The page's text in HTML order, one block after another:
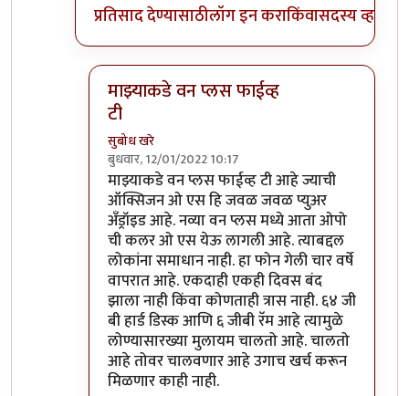
प्रतिसाद देण्यासाठीलॉग इन कराकिंवासदस्य व्हा
माझ्याकडे वन प्लस फाईव्ह
टी
सुबोध खरे
बुधवार, 12/01/2022 10:17
In reply toअसंच काही नाहीbyजेम्स वांड
माझ्याकडे वन प्लस फाईव्ह टी आहे ज्याची
ऑक्सिजन ओ एस हि जवळ जवळ प्युअर
अँड्रॉइड आहे. नव्या वन प्लस मध्ये आता ओपो
ची कलर ओ एस येऊ लागली आहे. त्याबद्दल
लोकांना समाधान नाही. हा फोन गेली चार वर्षे
वापरात आहे. एकदाही एकही दिवस बंद
झाला नाही किंवा कोणताही त्रास नाही. ६४ जी
बी हार्ड डिस्क आणि ६ जीबी रॅम आहे त्यामुळे
लोण्यासारख्या मुलायम चालतो आहे. चालतो
आहे तोवर चालवणार आहे उगाच खर्च करून
मिळणार काही नाही.